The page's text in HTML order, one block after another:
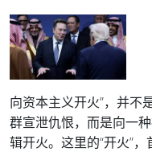
向资本主义开火”，并不
群宣泄仇恨，而是向一
辑开火。这里的“开火”